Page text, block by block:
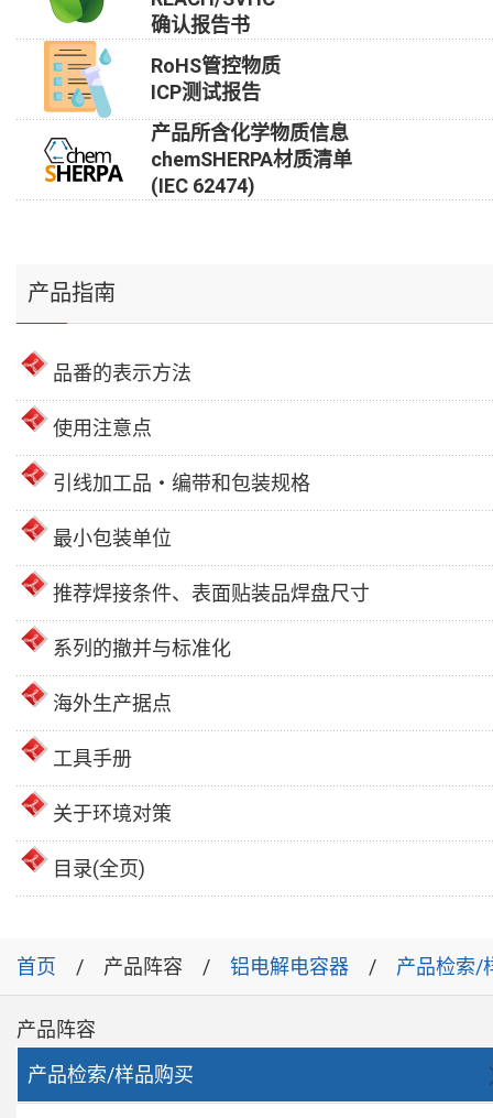
确认报告书
RoHS管控物质
ICP测试报告
产品所含化学物质信息
chemSHERPA材质清单
(IEC 62474)
产品指南
品番的表示方法
使用注意点
引线加工品・编带和包装规格
最小包装单位
推荐焊接条件、表面贴装品焊盘尺寸
系列的撤并与标准化
海外生产据点
工具手册
关于环境对策
目录(全页)
首页 产品阵容 铝电解电容器 产品检索/
产品阵容
产品检索/样品购买